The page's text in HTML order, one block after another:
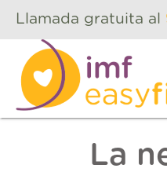
Llamada gratuita al
La